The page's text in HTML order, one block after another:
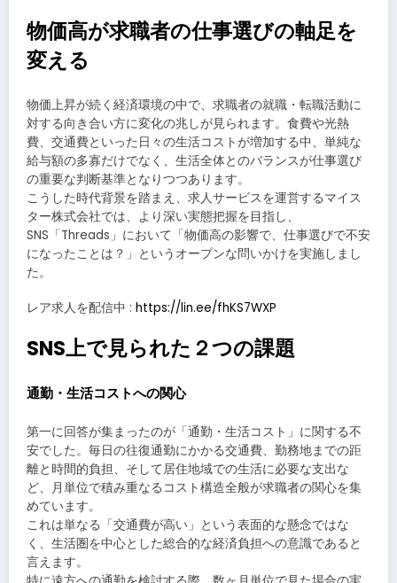
物価高が求職者の仕事選びの軸足を
変える
物価上昇が続く経済環境の中で、求職者の就職・転職活動に
対する向き合い方に変化の兆しが見られます。食費や光熱
費、交通費といった日々の生活コストが増加する中、単純な
給与額の多寡だけでなく、生活全体とのバランスが仕事選び
の重要な判断基準となりつつあります。
こうした時代背景を踏まえ、求人サービスを運営するマイス
ター株式会社では、より深い実態把握を目指し、
SNS「Threads」において「物価高の影響で、仕事選びで不安
になったことは？」というオープンな問いかけを実施しまし
た。
レア求人を配信中 : https://lin.ee/fhKS7WXP
SNS上で見られた２つの課題
通勤・生活コストへの関心
第一に回答が集まったのが「通勤・生活コスト」に関する不
安でした。毎日の往復通勤にかかる交通費、勤務地までの距
離と時間的負担、そして居住地域での生活に必要な支出な
ど、月単位で積み重なるコスト構造全般が求職者の関心を集
めています。
これは単なる「交通費が高い」という表面的な懸念ではな
く、生活圏を中心とした総合的な経済負担への意識であると
言えます。